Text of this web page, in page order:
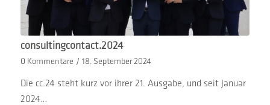
consultingcontact.2024
0 Kommentare / 18. September 2024
Die cc.24 steht kurz vor ihrer 21. Ausgabe, und seit Januar
2024…